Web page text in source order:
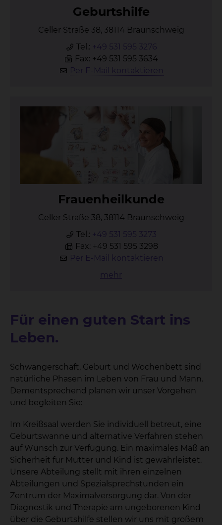
Ge­burts­hil­fe
Celler Straße 38, 38114 Braunschweig
Tel.: +49 531 595 3276
Fax: +49 531 595 3634
Per E-Mail kontaktieren
Frau­en­heil­kun­de
Celler Straße 38, 38114 Braunschweig
Tel.: +49 531 595 3273
Fax: +49 531 595 3298
Per E-Mail kontaktieren
mehr
Für einen guten Start ins
Leben.
Schwangerschaft, Geburt und Wochenbett sind
natürliche Phasen im Leben von Frau und Mann.
Dementsprechend planen wir unser Vorgehen
und begleiten Sie:
Im Kreißsaal werden Sie individuell betreut, eine
Geburtswanne und alternative Verfahren stehen
auf Wunsch zur Verfügung. Ein maximales Maß an
Sicherheit für Mutter und Kind ist gewährleistet.
Unsere Abteilung stellt mit ihren einzelnen
Abteilungen und Spezialsprechstunden ein
Zentrum der Maximalversorgung dar. Von der
Diagnostik und Therapie am ungeborenen Kind
über die Geburtshilfe stellen wir uns mit großem